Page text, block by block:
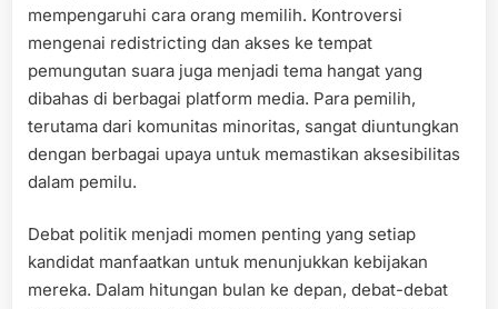
mempengaruhi cara orang memilih. Kontroversi
mengenai redistricting dan akses ke tempat
pemungutan suara juga menjadi tema hangat yang
dibahas di berbagai platform media. Para pemilih,
terutama dari komunitas minoritas, sangat diuntungkan
dengan berbagai upaya untuk memastikan aksesibilitas
dalam pemilu.
Debat politik menjadi momen penting yang setiap
kandidat manfaatkan untuk menunjukkan kebijakan
mereka. Dalam hitungan bulan ke depan, debat-debat